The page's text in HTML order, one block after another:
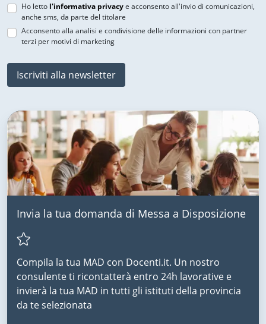
Ho letto l'informativa privacye acconsento all'invio di comunicazioni,
anche sms, da parte del titolare
Acconsento alla analisi e condivisione delle informazioni con partner
terzi per motivi di marketing
Iscriviti alla newsletter
Invia la tua domanda di Messa a Disposizione
Compila la tua MAD con Docenti.it. Un nostro
consulente ti ricontatterà entro 24h lavorative e
invierà la tua MAD in tutti gli istituti della provincia
da te selezionata